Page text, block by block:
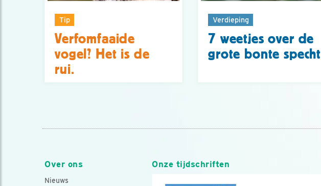
Tip
Verfomfaaide
vogel? Het is de
rui.
Verdieping
7 weetjes over de
grote bonte specht
Over ons
Nieuws
Onze tijdschriften